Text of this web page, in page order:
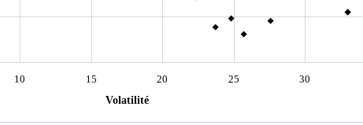
10 15 20 25 30
Volatilité